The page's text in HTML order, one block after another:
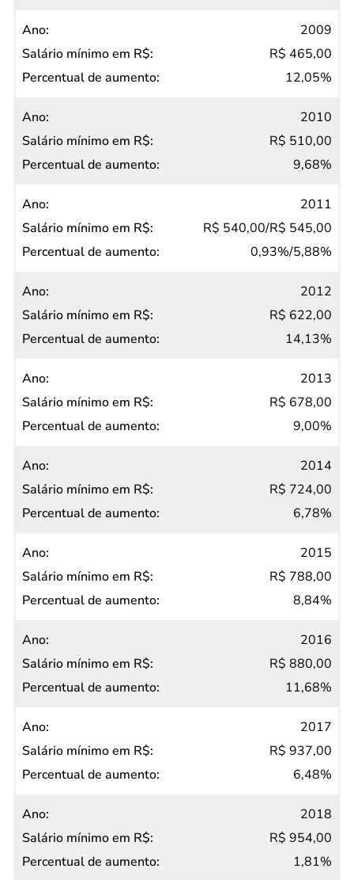
2009
R$ 465,00
12,05%
2010
R$ 510,00
9,68%
2011
R$ 540,00/R$ 545,00
0,93%/5,88%
2012
R$ 622,00
14,13%
2013
R$ 678,00
9,00%
2014
R$ 724,00
6,78%
2015
R$ 788,00
8,84%
2016
R$ 880,00
11,68%
2017
R$ 937,00
6,48%
2018
R$ 954,00
1,81%